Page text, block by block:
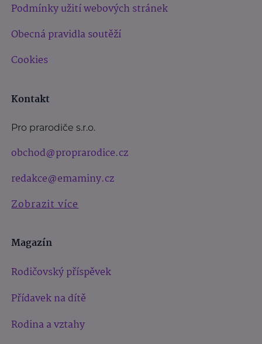
Podmínky užití webových stránek
Obecná pravidla soutěží
Cookies
Kontakt
Pro prarodiče s.r.o.
obchod@proprarodice.cz
redakce@emaminy.cz
Zobrazit více
Magazín
Rodičovský příspěvek
Přídavek na dítě
Rodina a vztahy